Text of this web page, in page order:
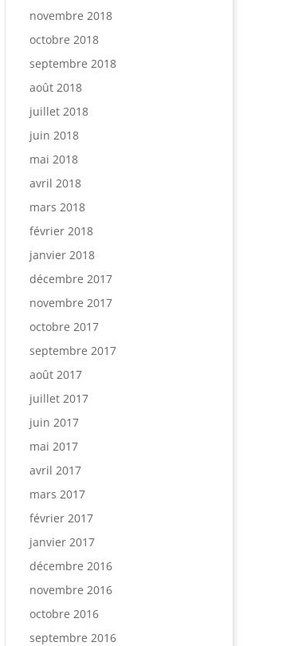
novembre 2018
octobre 2018
septembre 2018
août 2018
juillet 2018
juin 2018
mai 2018
avril 2018
mars 2018
février 2018
janvier 2018
décembre 2017
novembre 2017
octobre 2017
septembre 2017
août 2017
juillet 2017
juin 2017
mai 2017
avril 2017
mars 2017
février 2017
janvier 2017
décembre 2016
novembre 2016
octobre 2016
septembre 2016